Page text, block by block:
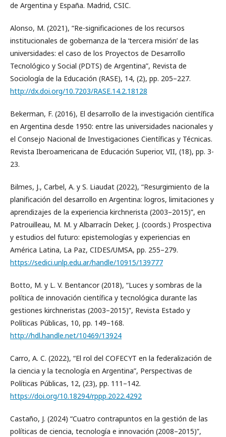
de Argentina y España. Madrid, CSIC.
Alonso, M. (2021), “Re-significaciones de los recursos
institucionales de gobernanza de la ‘tercera misión’ de las
universidades: el caso de los Proyectos de Desarrollo
Tecnológico y Social (PDTS) de Argentina”, Revista de
Sociología de la Educación (RASE), 14, (2), pp. 205–227.
http://dx.doi.org/10.7203/RASE.14.2.18128
Bekerman, F. (2016), El desarrollo de la investigación científica
en Argentina desde 1950: entre las universidades nacionales y
el Consejo Nacional de Investigaciones Científicas y Técnicas.
Revista Iberoamericana de Educación Superior, VII, (18), pp. 3-
23.
Bilmes, J., Carbel, A. y S. Liaudat (2022), “Resurgimiento de la
planificación del desarrollo en Argentina: logros, limitaciones y
aprendizajes de la experiencia kirchnerista (2003–2015)”, en
Patrouilleau, M. M. y Albarracín Deker, J. (coords.) Prospectiva
y estudios del futuro: epistemologías y experiencias en
América Latina, La Paz, CIDES/UMSA, pp. 255–279.
https://sedici.unlp.edu.ar/handle/10915/139777
Botto, M. y L. V. Bentancor (2018), “Luces y sombras de la
política de innovación científica y tecnológica durante las
gestiones kirchneristas (2003–2015)”, Revista Estado y
Políticas Públicas, 10, pp. 149–168.
http://hdl.handle.net/10469/13924
Carro, A. C. (2022), “El rol del COFECYT en la federalización de
la ciencia y la tecnología en Argentina”, Perspectivas de
Políticas Públicas, 12, (23), pp. 111–142.
https://doi.org/10.18294/rppp.2022.4292
Castaño, J. (2024) “Cuatro contrapuntos en la gestión de las
políticas de ciencia, tecnología e innovación (2008–2015)”,